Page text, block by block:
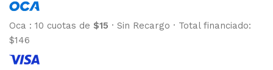
Oca : 10 cuotas de $15 · Sin Recargo · Total financiado:
$146